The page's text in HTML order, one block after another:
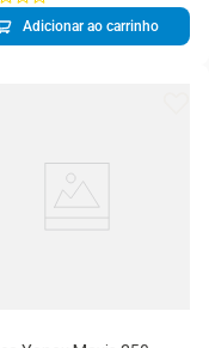
Adicionar ao carrinho